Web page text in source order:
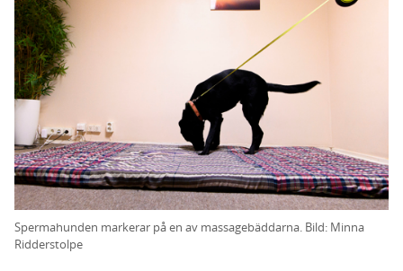
Spermahunden markerar på en av massagebäddarna. Bild: Minna
Ridderstolpe